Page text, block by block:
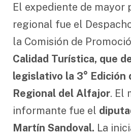
El expediente de mayor
regional fue el
la Comisión de
Calidad Turística, que
legislativo la 3° Edición
Regional del Alfajor. El
informante fue el
Martín Sandoval. La